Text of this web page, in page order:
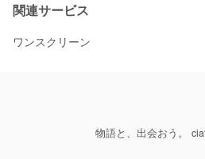
関連サービス
ワンスクリーン
物語と、出会おう。